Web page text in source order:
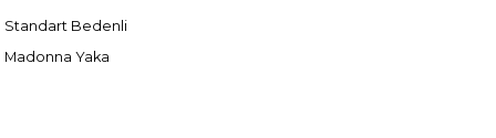
Standart Bedenli
Madonna Yaka